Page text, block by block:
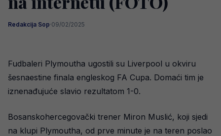
Redakcija Sop·09/02/2025
Fudbaleri Plymoutha ugostili su Liverpool u okviru
šesnaestine finala engleskog FA Cupa. Domaći tim je
iznenađujuće slavio rezultatom 1-0.
Bosanskohercegovački trener Miron Muslić, koji sjedi
na klupi Plymoutha, od prve minute je na teren poslao